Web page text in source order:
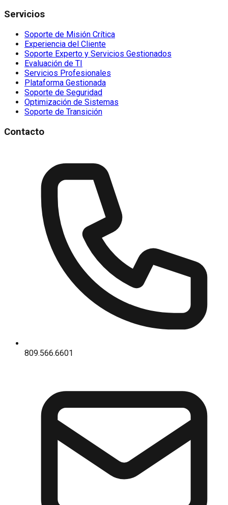
Servicios
Soporte de Misión Crítica
Experiencia del Cliente
Soporte Experto y Servicios Gestionados
Evaluación de TI
Servicios Profesionales
Plataforma Gestionada
Soporte de Seguridad
Optimización de Sistemas
Soporte de Transición
Contacto
809.566.6601